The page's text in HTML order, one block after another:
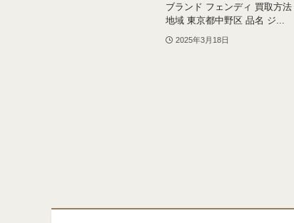
ブランド フェンディ 買取方
地域 東京都中野区 品名 ジ...
2025年3月18日